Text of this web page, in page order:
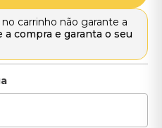
carrinho não garante a
a compra e garanta o seu